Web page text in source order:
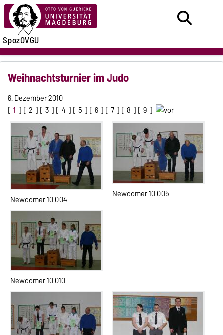
SpozOVGU
Weihnachtsturnier im Judo
6. Dezember 2010
[ 1 ] [ 2 ] [ 3 ] [ 4 ] [ 5 ] [ 6 ] [ 7 ] [ 8 ] [ 9 ]
Newcomer 10 004 Newcomer 10 005
Newcomer 10 010